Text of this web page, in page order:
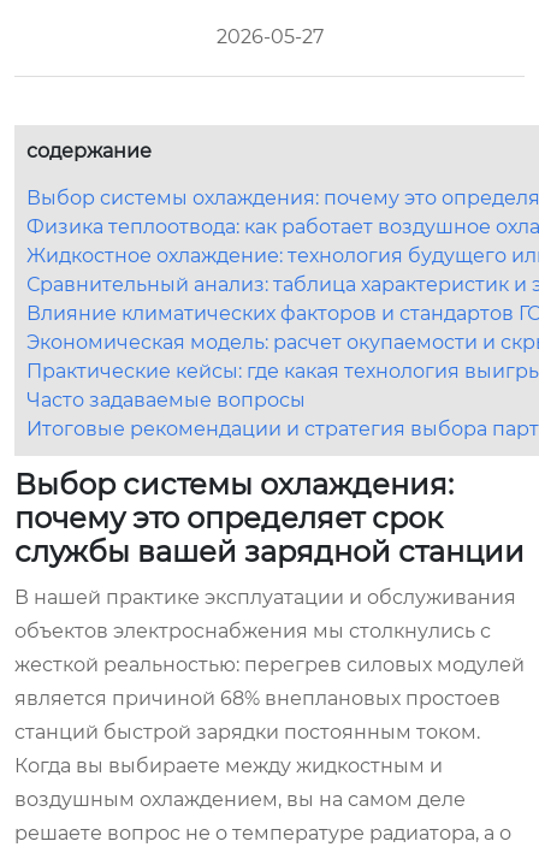
2026-05-27
содержание
Выбор системы охлаждения: почему это
Физика теплоотвода: как работает воздушное
Жидкостное охлаждение: технология будущего
Сравнительный анализ: таблица характеристик и
Влияние климатических факторов и стандартов
Экономическая модель: расчет окупаемости и
Практические кейсы: где какая технология
Часто задаваемые вопросы
Итоговые рекомендации и стратегия выбора
Выбор системы охлаждения:
почему это определяет срок
службы вашей зарядной станции
В нашей практике эксплуатации и обслуживания
объектов электроснабжения мы столкнулись с
жесткой реальностью: перегрев силовых модулей
является причиной 68% внеплановых простоев
станций быстрой зарядки постоянным током.
Когда вы выбираете между жидкостным и
воздушным охлаждением, вы на самом деле
решаете вопрос не о температуре радиатора, а о